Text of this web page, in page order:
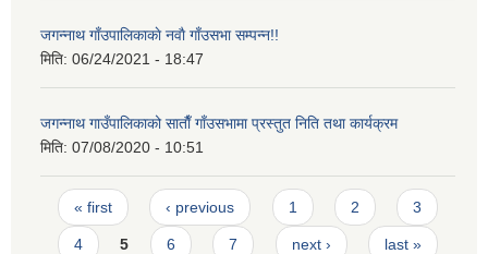
जगन्नाथ गाँउपालिकाकाे नवाै गाँउसभा सम्पन्न!!
मिति: 06/24/2021 - 18:47
जगन्नाथ गाउँपालिकाको साताैँ गाँउसभामा प्रस्तुत निति तथा कार्यक्रम
मिति: 07/08/2020 - 10:51
Pages
« first ‹ previous 1 2 3
4 5 6 7 next › last »